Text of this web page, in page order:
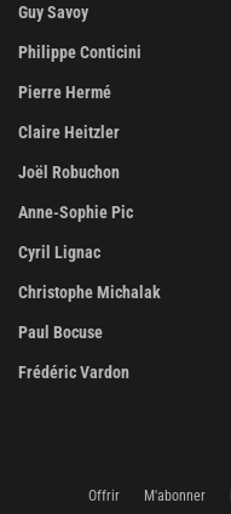
Guy Savoy
Philippe Conticini
Pierre Hermé
Claire Heitzler
Joël Robuchon
Anne-Sophie Pic
Cyril Lignac
Christophe Michalak
Paul Bocuse
Frédéric Vardon
Offrir M'abonner